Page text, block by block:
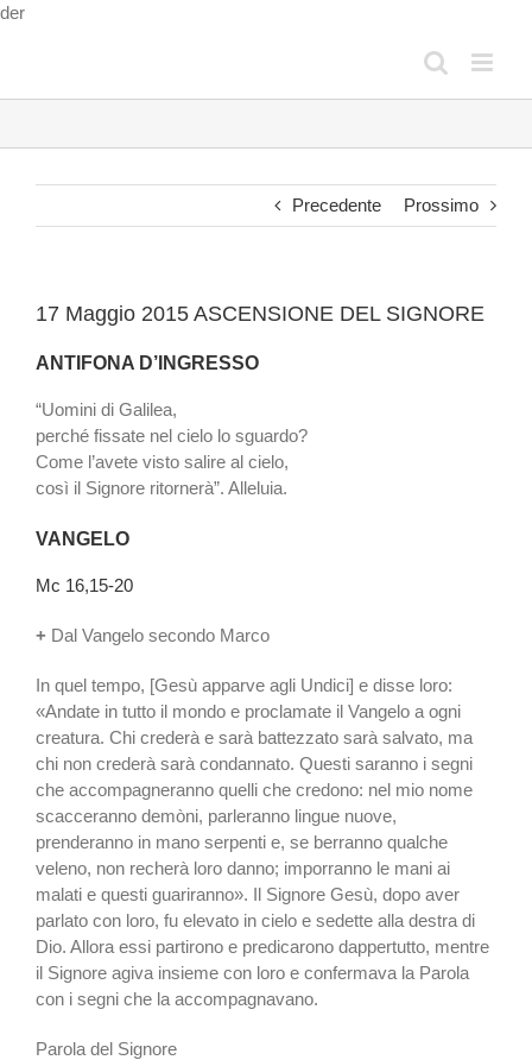
derSalta
Precedente Prossimo
17 Maggio 2015 ASCENSIONE DEL SIGNORE
ANTIFONA D’INGRESSO
“Uomini di Galilea,
perché fissate nel cielo lo sguardo?
Come l’avete visto salire al cielo,
così il Signore ritornerà”. Alleluia.
VANGELO
Mc 16,15-20
+ Dal Vangelo secondo Marco
In quel tempo, [Gesù apparve agli Undici] e disse loro:
«Andate in tutto il mondo e proclamate il Vangelo a ogni
creatura. Chi crederà e sarà battezzato sarà salvato, ma
chi non crederà sarà condannato. Questi saranno i segni
che accompagneranno quelli che credono: nel mio nome
scacceranno demòni, parleranno lingue nuove,
prenderanno in mano serpenti e, se berranno qualche
veleno, non recherà loro danno; imporranno le mani ai
malati e questi guariranno». Il Signore Gesù, dopo aver
parlato con loro, fu elevato in cielo e sedette alla destra di
Dio. Allora essi partirono e predicarono dappertutto, mentre
il Signore agiva insieme con loro e confermava la Parola
con i segni che la accompagnavano.
Parola del Signore